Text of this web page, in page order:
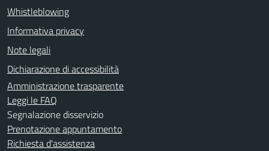
Whistleblowing
Informativa privacy
Note legali
Dichiarazione di accessibilità
Amministrazione trasparente
Leggi le FAQ
Segnalazione disservizio
Prenotazione appuntamento
Richiesta d'assistenza